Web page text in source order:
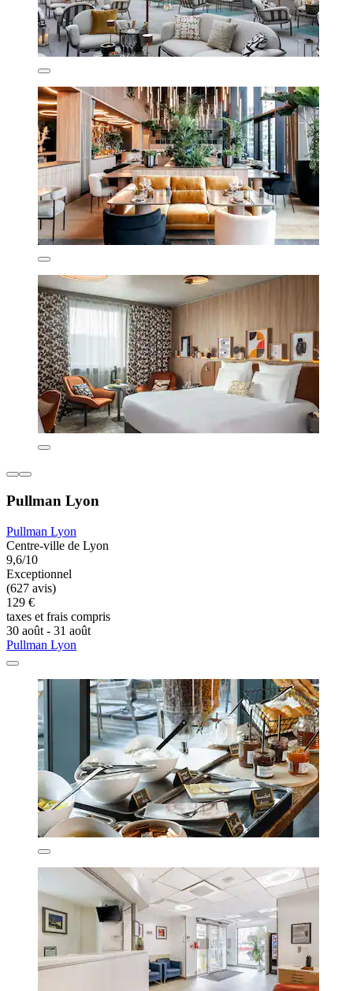
Pullman Lyon
Pullman Lyon
Centre-ville de Lyon
9,6/10
Exceptionnel
(627 avis)
129 €
taxes et frais compris
30 août - 31 août
Pullman Lyon